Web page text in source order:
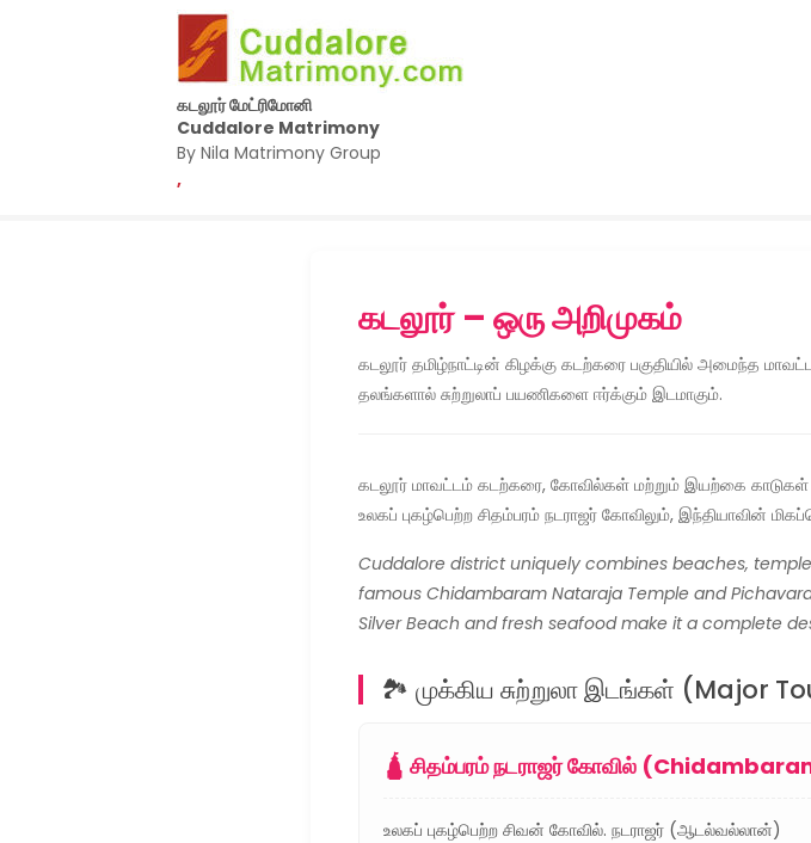
கடலூர் மேட்ரிமோனி
Cuddalore Matrimony
By Nila Matrimony Group
,
கடலூர் – ஒரு அறிமுகம்
கடலூர் தமிழ்நாட்டின் கிழக்கு கடற்கரை பகுதியில் அமைந்த
தலங்களால் சுற்றுலாப் பயணிகளை ஈர்க்கும் இடமாகும்.
கடலூர் மாவட்டம் கடற்கரை, கோவில்கள் மற்றும் இயற்கை
உலகப் புகழ்பெற்ற சிதம்பரம் நடராஜர் கோவிலும், இந்தியாவின்
Cuddalore district uniquely combines beaches,
famous Chidambaram Nataraja Temple and
Silver Beach and fresh seafood make it a complete
🏞️ முக்கிய சுற்றுலா இடங்கள் (Major
🛕 சிதம்பரம் நடராஜர் கோவில்
உலகப் புகழ்பெற்ற சிவன் கோவில். நடராஜர் (ஆடல்வல்லான்)